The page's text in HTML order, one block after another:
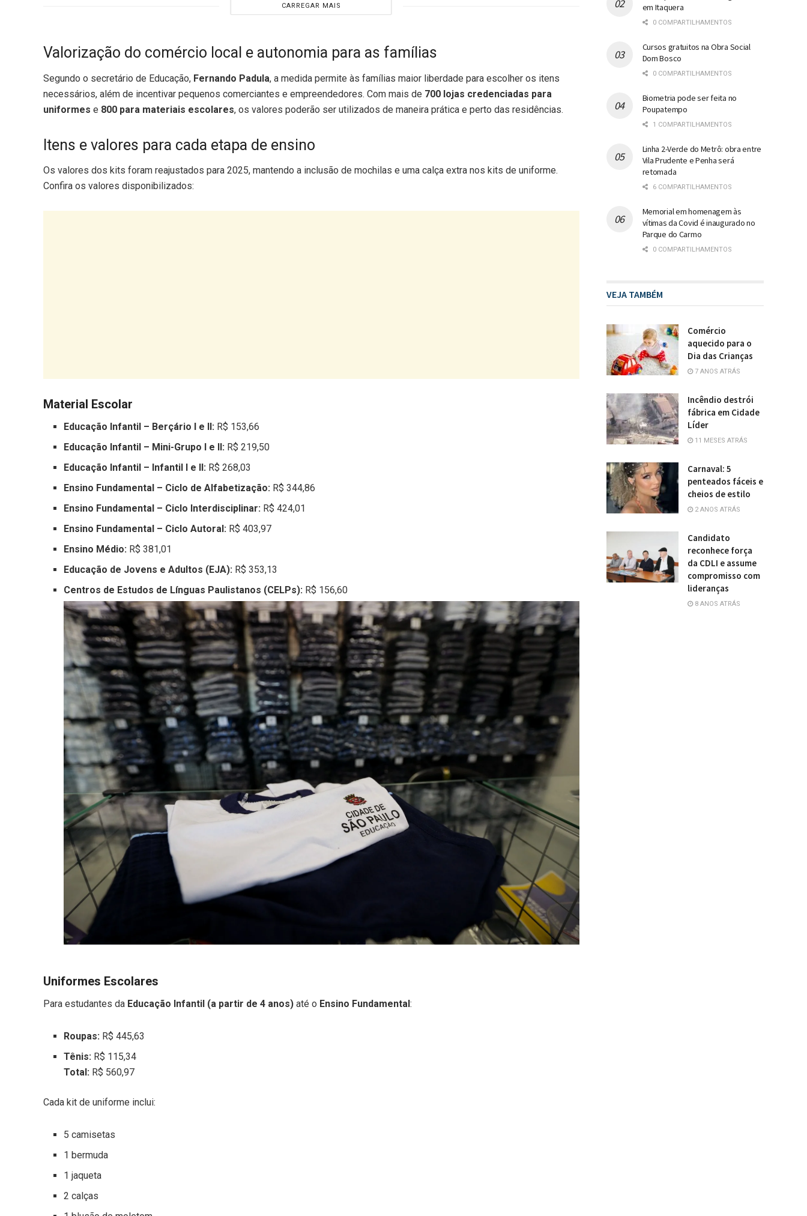
CARREGAR MAIS
Valorização do comércio local e autonomia para as famílias
Segundo o secretário de Educação, Fernando Padula, a medida permite às famílias maior liberdade para escolher os itens
necessários, além de incentivar pequenos comerciantes e empreendedores. Com mais de 700 lojas credenciadas para
uniformes e 800 para materiais escolares, os valores poderão ser utilizados de maneira prática e perto das residências.
Itens e valores para cada etapa de ensino
Os valores dos kits foram reajustados para 2025, mantendo a inclusão de mochilas e uma calça extra nos kits de uniforme.
Confira os valores disponibilizados:
Material Escolar
Educação Infantil – Berçário I e II: R$ 153,66
Educação Infantil – Mini-Grupo I e II: R$ 219,50
Educação Infantil – Infantil I e II: R$ 268,03
Ensino Fundamental – Ciclo de Alfabetização: R$ 344,86
Ensino Fundamental – Ciclo Interdisciplinar: R$ 424,01
Ensino Fundamental – Ciclo Autoral: R$ 403,97
Ensino Médio: R$ 381,01
Educação de Jovens e Adultos (EJA): R$ 353,13
Centros de Estudos de Línguas Paulistanos (CELPs): R$ 156,60
Uniformes Escolares
Para estudantes da Educação Infantil (a partir de 4 anos) até o Ensino Fundamental:
Roupas: R$ 445,63
Tênis: R$ 115,34
Total: R$ 560,97
Cada kit de uniforme inclui:
5 camisetas
1 bermuda
1 jaqueta
2 calças
em Itaquera
0 COMPARTILHAMENTOS
Cursos gratuitos na Obra Social
Dom Bosco
0 COMPARTILHAMENTOS
Biometria pode ser feita no
Poupatempo
1 COMPARTILHAMENTOS
Linha 2-Verde do Metrô: obra entre
Vila Prudente e Penha será
retomada
6 COMPARTILHAMENTOS
Memorial em homenagem às
vítimas da Covid é inaugurado no
Parque do Carmo
0 COMPARTILHAMENTOS
VEJA TAMBÉM
Comércio
aquecido para o
Dia das Crianças
7 ANOS ATRÁS
Incêndio destrói
fábrica em Cidade
Líder
11 MESES ATRÁS
Carnaval: 5
penteados fáceis e
cheios de estilo
2 ANOS ATRÁS
Candidato
reconhece força
da CDLI e assume
compromisso com
lideranças
8 ANOS ATRÁS